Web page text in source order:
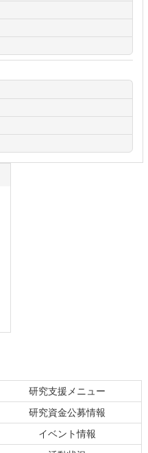
研究支援メニュー
研究資金公募情報
イベント情報